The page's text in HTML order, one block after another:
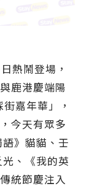
熱鬧登場，
鹿港慶端陽
嘉年華」，
今天有眾多
》貓貓、壬
、《我的英
統節慶注入